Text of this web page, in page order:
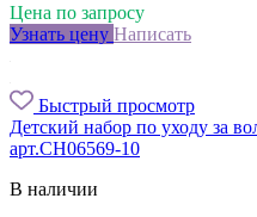
Цена по запросу
Узнать цену Написать
Быстрый просмотр
Детский набор по уходу за
арт.CH06569-10
В наличии